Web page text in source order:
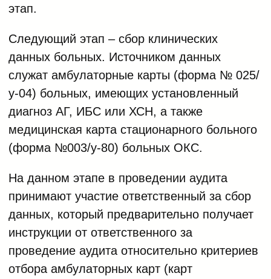
этап.
Следующий этап – сбор клинических
данных больных. Источником данных
служат амбулаторные карты (форма № 025/
у-04) больных, имеющих установленный
диагноз АГ, ИБС или ХСН, а также
медицинская карта стационарного больного
(форма №003/у-80) больных ОКС.
На данном этапе в проведении аудита
принимают участие ответственный за сбор
данных, который предварительно получает
инструкции от ответственного за
проведение аудита относительно критериев
отбора амбулаторных карт (карт